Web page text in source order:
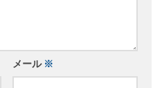
メール ※